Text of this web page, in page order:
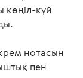
көңіл-күй
нотасын
пен